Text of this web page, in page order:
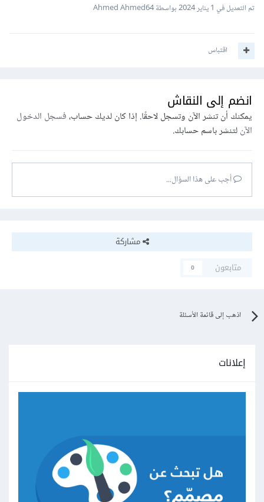
تم التعديل في 1 يناير 2024 بواسطة Ahmed Ahmed64
اقتباس
انضم إلى النقاش
يمكنك أن تنشر الآن وتسجل لاحقًا. إذا كان لديك حساب،فسجل الدخول
الآنلتنشر باسم حسابك.
أجب على هذا السؤال...
مشاركة
متابعون
0
اذهب إلى قائمة الأسئلة
إعلانات